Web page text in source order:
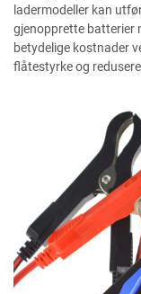
ladermodeller kan
gjenopprette batterier
betydelige kostnader
flåtestyrke og